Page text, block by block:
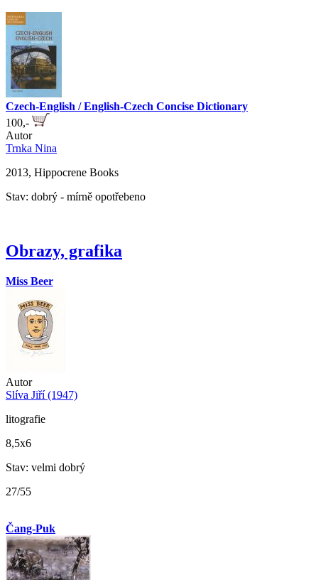
Czech-English / English-Czech Concise Dictionary
100,-
Autor
Trnka Nina
2013, Hippocrene Books
Stav: dobrý - mírně opotřebeno
Obrazy, grafika
Miss Beer
Autor
Slíva Jiří (1947)
litografie
8,5x6
Stav: velmi dobrý
27/55
Čang-Puk